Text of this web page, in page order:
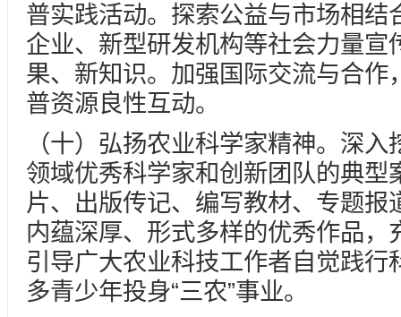
普实践活动。探索公益与市场相结
企业、新型研发机构等社会力量宣
果、新知识。加强国际交流与合作
普资源良性互动。
（十）弘扬农业科学家精神。深
领域优秀科学家和创新团队的典型
片、出版传记、编写教材、专题报
内蕴深厚、形式多样的优秀作品，
引导广大农业科技工作者自觉践行
多青少年投身“三农”事业。